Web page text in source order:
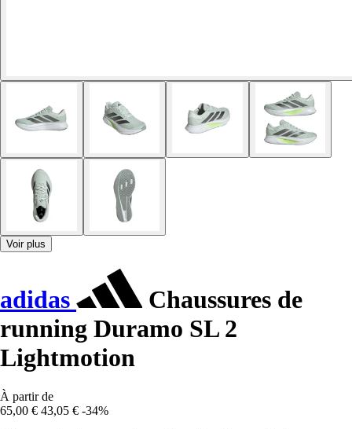
Voir plus
adidas
Chaussures de
running Duramo SL 2
Lightmotion
À partir de
65,00 € 43,05 € -34%